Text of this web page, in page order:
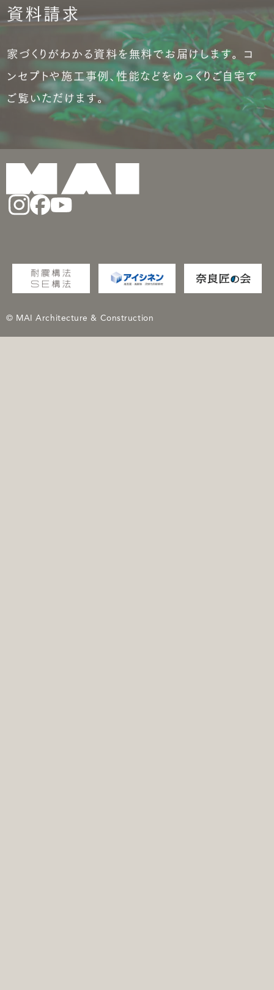
© MAI Architecture & Construction
資料請求
家づくりがわかる資料を無料でお届けします。 コ
ンセプトや施工事例、性能などをゆっくりご自宅で
ご覧いただけます。
© MAI Architecture & Construction